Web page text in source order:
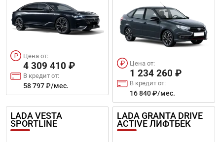
Цена от:
4 309 410 ₽
В кредит от:
58 797 ₽/мес.
Цена от:
1 234 260 ₽
В кредит от:
16 840 ₽/мес.
LADA VESTA
SPORTLINE
LADA GRANTA DRIVE
ACTIVE ЛИФТБЕК